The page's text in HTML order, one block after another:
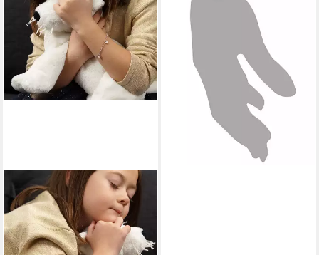
MATERIA
Armkette Kinderarmband
Herzen Rosa Emaille SA-100,
925 Sterling Silber
44,95 €
lieferbar - in 1-2 Werktagen bei dir